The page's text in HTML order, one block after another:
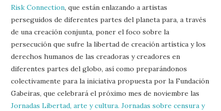
Risk Connection, que están enlazando a artistas
perseguidos de diferentes partes del planeta para, a través
de una creación conjunta, poner el foco sobre la
persecución que sufre la libertad de creación artística y los
derechos humanos de las creadoras y creadores en
diferentes partes del globo, así como preparándonos
colectivamente para la iniciativa propuesta por la Fundación
Gabeiras, que celebrará el próximo mes de noviembre las
Jornadas Libertad, arte y cultura. Jornadas sobre censura y